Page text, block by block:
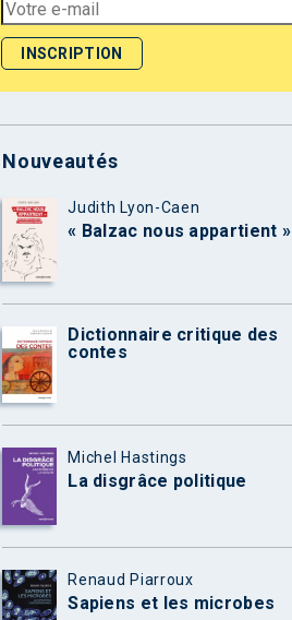
Nouveautés
Judith Lyon-Caen
« Balzac nous appartient »
Dictionnaire critique des
contes
Michel Hastings
La disgrâce politique
Renaud Piarroux
Sapiens et les microbes